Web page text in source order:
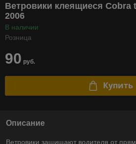
Ветровики клеящиеся Cobra
2006
В наличии
Розница
90 руб.
Купить
Описание
Ветровики защищают водителя от